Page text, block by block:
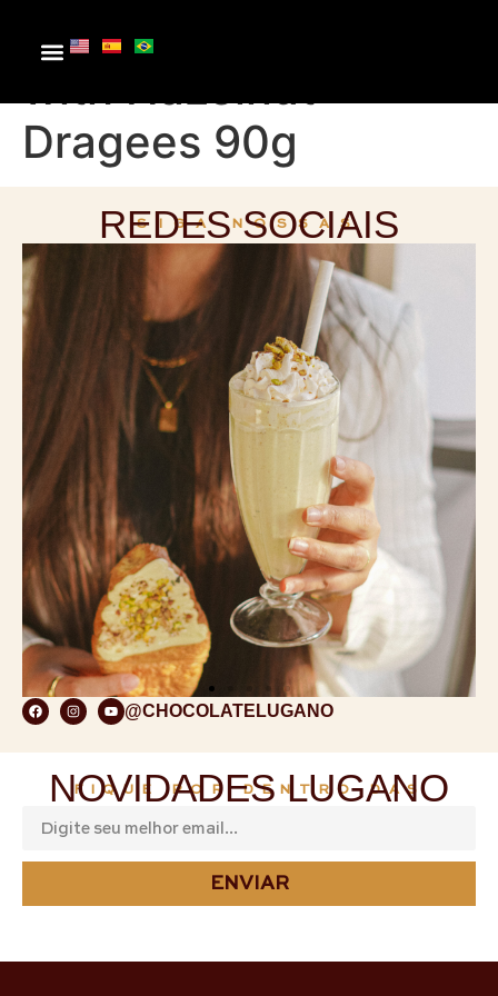
Blended Chocolate
with Hazelnut
Dragees 90g
SIGA NOSSAS
REDES SOCIAIS
@CHOCOLATELUGANO
FIQUE POR DENTRO DAS
NOVIDADES LUGANO
ENVIAR